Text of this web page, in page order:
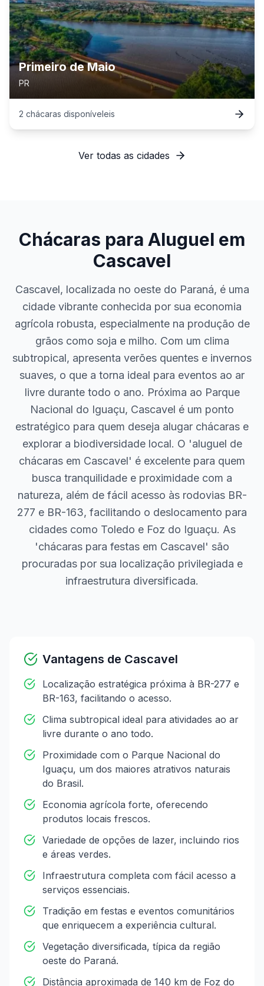
Primeiro de Maio
PR
2 chácaras disponíveleis
Ver todas as cidades
Chácaras para Aluguel em
Cascavel
Cascavel, localizada no oeste do Paraná, é uma
cidade vibrante conhecida por sua economia
agrícola robusta, especialmente na produção de
grãos como soja e milho. Com um clima
subtropical, apresenta verões quentes e invernos
suaves, o que a torna ideal para eventos ao ar
livre durante todo o ano. Próxima ao Parque
Nacional do Iguaçu, Cascavel é um ponto
estratégico para quem deseja alugar chácaras e
explorar a biodiversidade local. O 'aluguel de
chácaras em Cascavel' é excelente para quem
busca tranquilidade e proximidade com a
natureza, além de fácil acesso às rodovias BR-
277 e BR-163, facilitando o deslocamento para
cidades como Toledo e Foz do Iguaçu. As
'chácaras para festas em Cascavel' são
procuradas por sua localização privilegiada e
infraestrutura diversificada.
Vantagens de Cascavel
Localização estratégica próxima à BR-277 e
BR-163, facilitando o acesso.
Clima subtropical ideal para atividades ao ar
livre durante o ano todo.
Proximidade com o Parque Nacional do
Iguaçu, um dos maiores atrativos naturais
do Brasil.
Economia agrícola forte, oferecendo
produtos locais frescos.
Variedade de opções de lazer, incluindo rios
e áreas verdes.
Infraestrutura completa com fácil acesso a
serviços essenciais.
Tradição em festas e eventos comunitários
que enriquecem a experiência cultural.
Vegetação diversificada, típica da região
oeste do Paraná.
Distância aproximada de 140 km de Foz do